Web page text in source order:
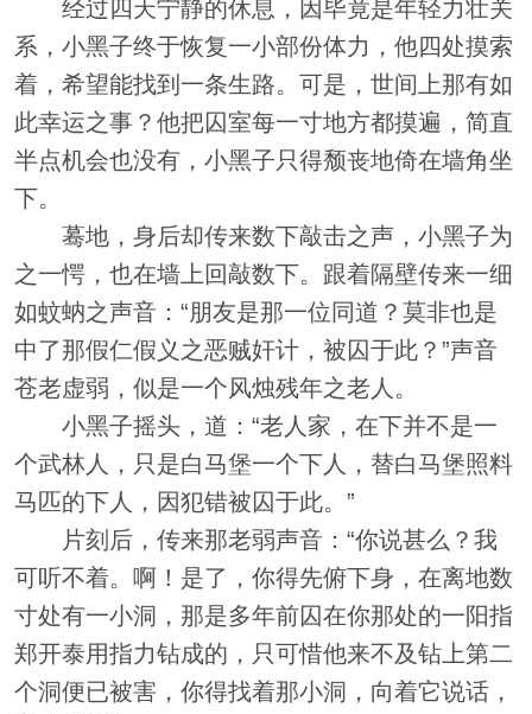
经过四天宁静的休息，因毕竟是年轻力壮关
系，小黑子终于恢复一小部份体力，他四处摸索
着，希望能找到一条生路。可是，世间上那有如
此幸运之事？他把囚室每一寸地方都摸遍，简直
半点机会也没有，小黑子只得颓丧地倚在墙角坐
下。
蓦地，身后却传来数下敲击之声，小黑子为
之一愕，也在墙上回敲数下。跟着隔壁传来一细
如蚊蚋之声音：“朋友是那一位同道？莫非也是
中了那假仁假义之恶贼奸计，被囚于此？”声音
苍老虚弱，似是一个风烛残年之老人。
小黑子摇头，道：“老人家，在下并不是一
个武林人，只是白马堡一个下人，替白马堡照料
马匹的下人，因犯错被囚于此。”
片刻后，传来那老弱声音：“你说甚么？我
可听不着。啊！是了，你得先俯下身，在离地数
寸处有一小洞，那是多年前囚在你那处的一阳指
郑开泰用指力钻成的，只可惜他来不及钻上第二
个洞便已被害，你得找着那小洞，向着它说话，